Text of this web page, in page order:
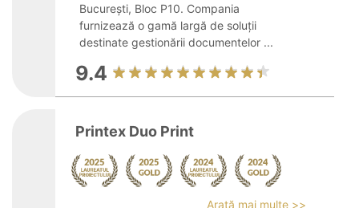
București, Bloc P10. Compania
furnizează o gamă largă de soluții
destinate gestionării documentelor ...
9.4
Printex Duo Print
Arată mai multe >>